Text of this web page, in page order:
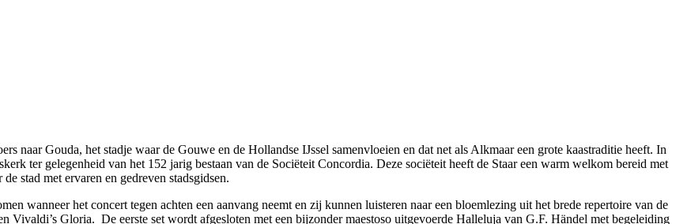
naar Gouda, het stadje waar de Gouwe en de Hollandse IJssel samenvloeien en dat net als Alkmaar een grote kaastraditie heeft. In
ter gelegenheid van het 152 jarig bestaan van de Sociëteit Concordia. Deze sociëteit heeft de Staar een warm welkom bereid met
stad met ervaren en gedreven stadsgidsen.
wanneer het concert tegen achten een aanvang neemt en zij kunnen luisteren naar een bloemlezing uit het brede repertoire van de
Vivaldi’s Gloria. De eerste set wordt afgesloten met een bijzonder maestoso uitgevoerde Halleluja van G.F. Händel met begeleiding